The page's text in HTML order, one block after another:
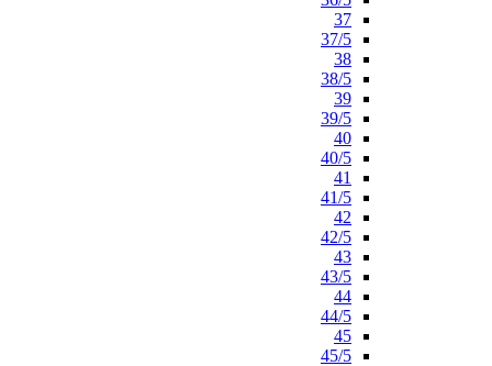
37
37/5
38
38/5
39
39/5
40
40/5
41
41/5
42
42/5
43
43/5
44
44/5
45
45/5